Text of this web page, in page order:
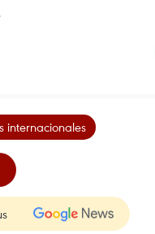
internacionales